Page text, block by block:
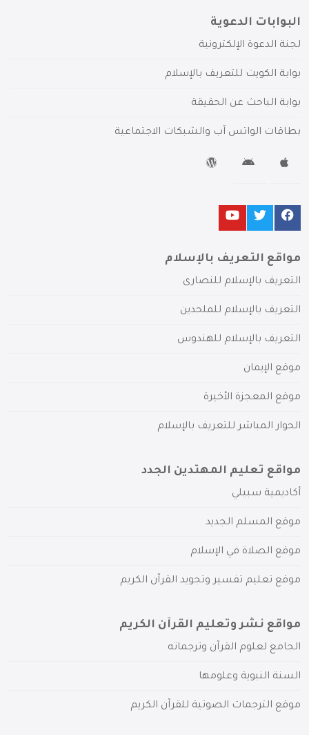
البوابات الدعوية
لجنة الدعوة الإلكترونية
بوابة الكويت للتعريف بالإسلام
بوابة الباحث عن الحقيقة
بطاقات الواتس آب والشبكات الاجتماعية
مواقع التعريف بالإسلام
التعريف بالإسلام للنصارى
التعريف بالإسلام للملحدين
التعريف بالإسلام للهندوس
موقع الإيمان
موقع المعجزة الأخيرة
الحوار المباشر للتعريف بالإسلام
مواقع تعليم المهتدين الجدد
أكاديمية سبيلي
موقع المسلم الجديد
موقع الصلاة في الإسلام
موقع تعليم تفسير وتجويد القرآن الكريم
مواقع نشر وتعليم القرآن الكريم
الجامع لعلوم القرآن وترجماته
السنة النبوية وعلومها
موقع الترجمات الصوتية للقرآن الكريم